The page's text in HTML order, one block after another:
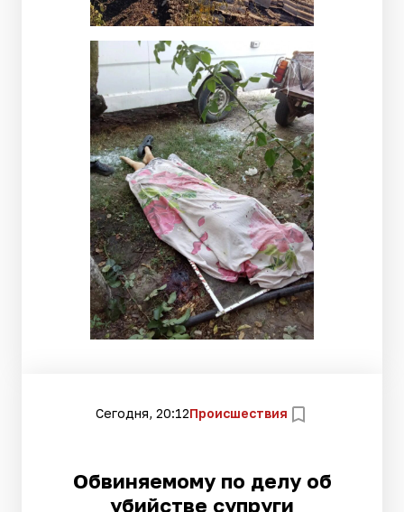
Сегодня, 20:12Происшествия
Обвиняемому по делу об
убийстве супруги